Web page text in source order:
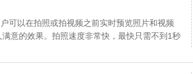
可以在拍照或拍视频之前实时预览照片和视频
意的效果。拍照速度非常快，最快只需不到1秒
请放心下载。